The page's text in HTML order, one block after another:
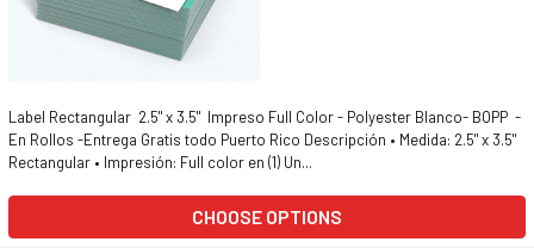
Label Rectangular 2.5" x 3.5" Impreso Full Color - Polyester Blanco- BOPP -
En Rollos -Entrega Gratis todo Puerto Rico Descripción • Medida: 2.5" x 3.5"
Rectangular • Impresión: Full color en (1) Un...
CHOOSE OPTIONS